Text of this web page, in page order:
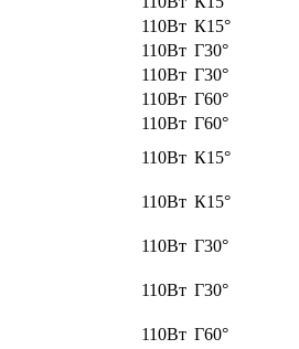
110Вт К15°
110Вт Г30°
110Вт Г30°
110Вт Г60°
110Вт Г60°
110Вт К15°
110Вт К15°
110Вт Г30°
110Вт Г30°
110Вт Г60°